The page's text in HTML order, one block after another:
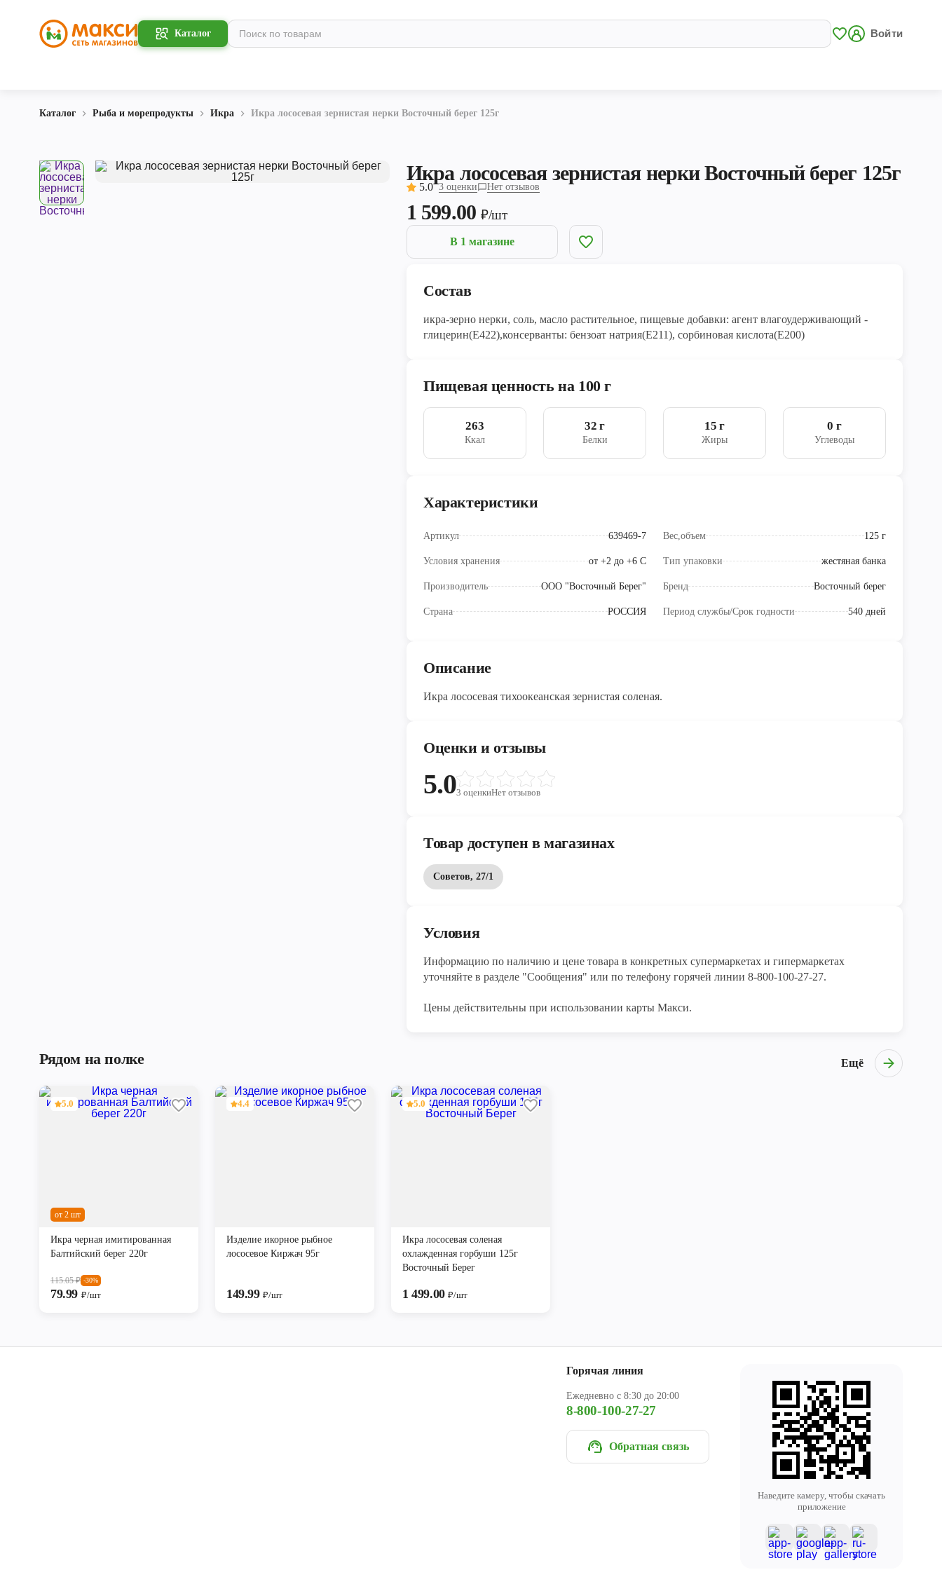
Каталог Войти
Каталог Рыба и морепродукты Икра Икра лососевая зернистая нерки Восточный берег 125г
Икра лососевая зернистая нерки Восточный берег 125г
5.0 3 оценки Нет отзывов
1 599.00 ₽/шт
В 1 магазине
Состав
икра-зерно нерки, соль, масло растительное, пищевые добавки: агент влагоудерживающий -
глицерин(Е422),консерванты: бензоат натрия(Е211), сорбиновая кислота(Е200)
Пищевая ценность на 100 г
263
Ккал
32 г
Белки
15 г
Жиры
0 г
Углеводы
Характеристики
Артикул 639469-7 Вес,объем 125 г
Условия хранения от +2 до +6 С Тип упаковки жестяная банка
Производитель ООО "Восточный Берег" Бренд Восточный берег
Страна РОССИЯ Период службы/Срок годности 540 дней
Описание
Икра лососевая тихоокеанская зернистая соленая.
Оценки и отзывы
5.03 оценкиНет отзывов
Товар доступен в магазинах
Советов, 27/1
Условия
Информацию по наличию и цене товара в конкретных супермаркетах и гипермаркетах
уточняйте в разделе "Сообщения" или по телефону горячей линии 8-800-100-27-27.
Цены действительны при использовании карты Макси.
Рядом на полке Ещё
от 2 шт
5.0
Икра черная имитированная
Балтийский берег 220г
115.05₽ -30%
79.99 ₽/шт
4.4
Изделие икорное рыбное
лососевое Киржач 95г
149.99₽/шт
5.0
Икра лососевая соленая
охлажденная горбуши 125г
Восточный Берег
1 499.00₽/шт
Горячая линия
Ежедневно с 8:30 до 20:00
8-800-100-27-27
Обратная связь
Наведите камеру, чтобы скачать
приложение